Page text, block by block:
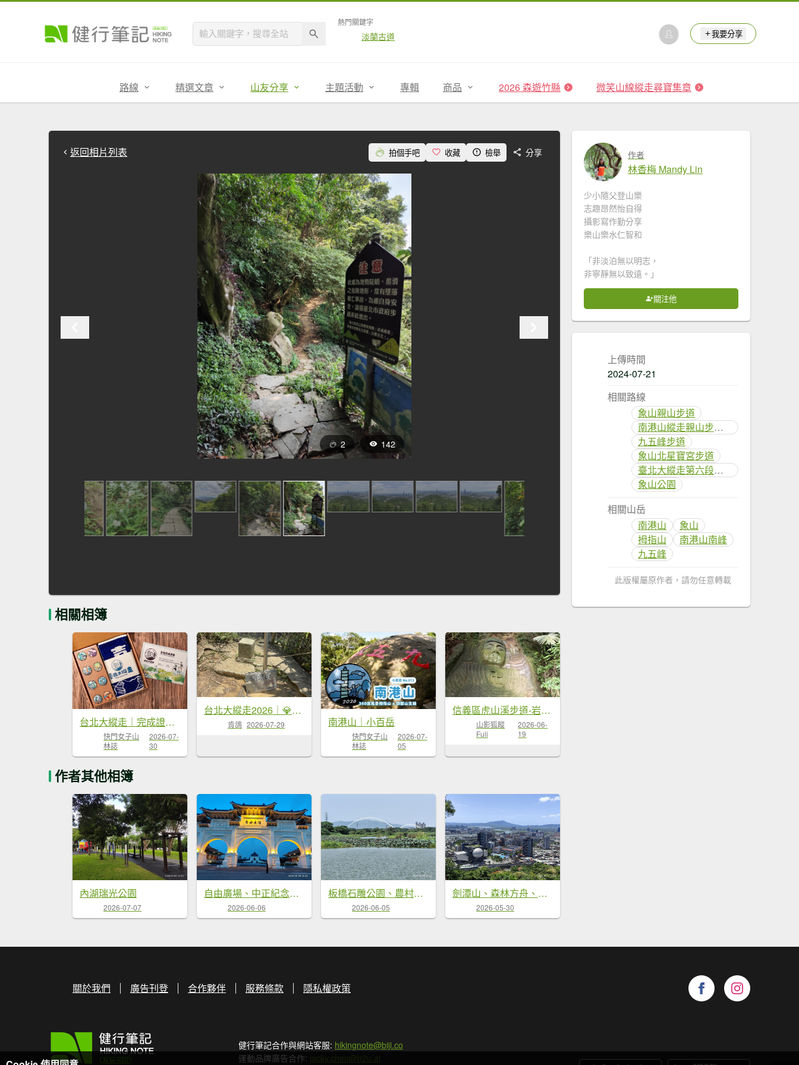
熱門關鍵字
淡蘭古道 我要分享
路線 精選文章 山友分享 主題活動 專輯 商品 2026 森遊竹縣 微笑山線縱走尋寶集章
返回相片列表 拍個手吧 收藏 檢舉 分享
2 142
相關相簿
台北大縱走｜完成證書 x 徽章獎品 x 路線全攻略
快門女子山
林誌
2026-07-
30
台北大縱走2026｜💎尋寶登上九五峰！第六段｜中華科大→九五峰→南港山→富陽生態公園
肯鴿 2026-07-29 南港山｜小百岳
快門女子山
林誌
2026-07-
05
信義區虎山溪步道-岩刻佛像岩下路-四獸山步道-拇指山-南港山-九五峰-麗山橋口步道
山影狐蹤
Fuli
2026-06-
19
作者其他相簿
內湖瑞光公園
2026-07-07
自由廣場、中正紀念堂、國家戲劇院、國家音樂廳
2026-06-06
板橋石雕公園、農村公園、華江人工濕地、新海一期人工濕地、新月橋
2026-06-05
劍潭山、森林方舟、微風平台、圓山水神社、劍潭公園、八二三砲戰紀念公園
2026-05-30
作者
林香梅 Mandy Lin
少小隨父登山樂
志趣昂然怡自得
攝影寫作勤分享
樂山樂水仁智和
「非淡泊無以明志，
非寧靜無以致遠。」
關注他
上傳時間
2024-07-21
相關路線
象山親山步道
南港山縱走親山步道(拇指山、南港山、象山、九五峰)
九五峰步道
象山北星寶宮步道
臺北大縱走第六段：中華科技大學至捷運麟光站
象山公園
相關山岳
南港山
象山
拇指山
南港山南峰
九五峰
此版權屬原作者，請勿任意轉載
關於我們 廣告刊登 合作夥伴 服務條款 隱私權政策
健行筆記合作與網站客服: hikingnote@biji.co
運動品牌廣告合作: jacky.chen@h2u.ai